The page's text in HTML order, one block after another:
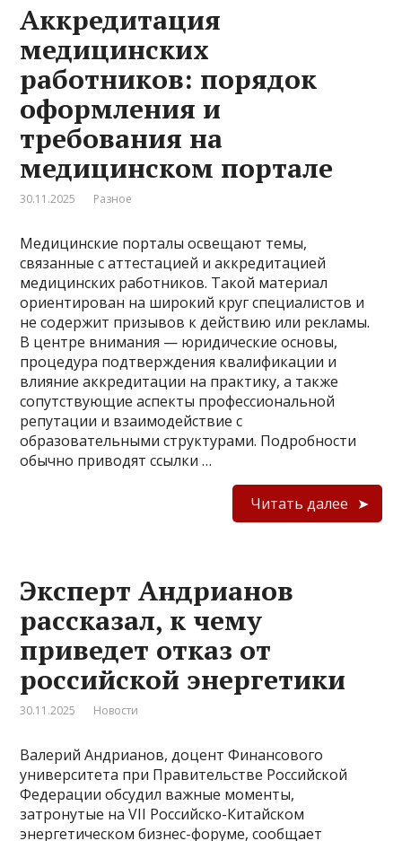
Аккредитация
медицинских
работников: порядок
оформления и
требования на
медицинском портале
30.11.2025 Разное
Медицинские порталы освещают темы,
связанные с аттестацией и аккредитацией
медицинских работников. Такой материал
ориентирован на широкий круг специалистов и
не содержит призывов к действию или рекламы.
В центре внимания — юридические основы,
процедура подтверждения квалификации и
влияние аккредитации на практику, а также
сопутствующие аспекты профессиональной
репутации и взаимодействие с
образовательными структурами. Подробности
обычно приводят ссылки …
Читать далее
Эксперт Андрианов
рассказал, к чему
приведет отказ от
российской энергетики
30.11.2025 Новости
Валерий Андрианов, доцент Финансового
университета при Правительстве Российской
Федерации обсудил важные моменты,
затронутые на VII Российско-Китайском
энергетическом бизнес-форуме, сообщает